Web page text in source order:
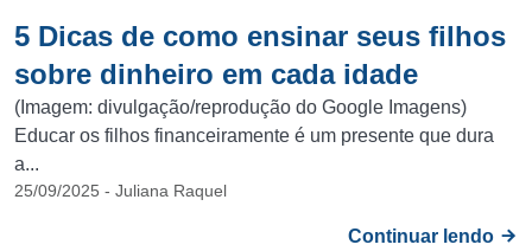
5 Dicas de como ensinar seus filhos
sobre dinheiro em cada idade
(Imagem: divulgação/reprodução do Google Imagens)
Educar os filhos financeiramente é um presente que dura
a...
25/09/2025 - Juliana Raquel
Continuar lendo